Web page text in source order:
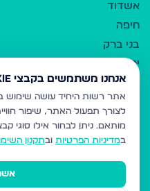
אשדוד
חיפה
בני ברק
ירושלים
אלעד
גבעת זאב
בית שמש
רכסים
מודיעין עילית
אנחנו משתמשים בקבצי Cookie
לצורך תפעול האתר, שיפור
מותאם. ניתן לבחור אילו
במדיניות הפרטיות ובתקנון